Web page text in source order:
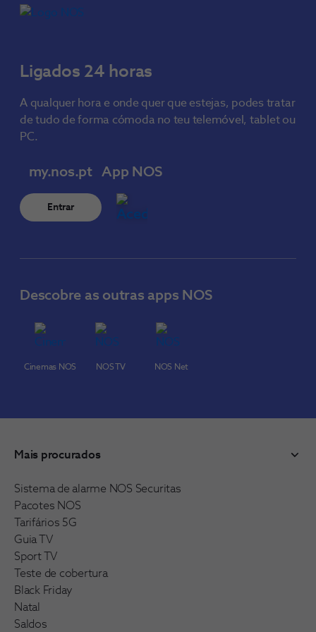
Ligados 24 horas
A qualquer hora e onde quer que estejas, podes tratar
de tudo de forma cómoda no teu telemóvel, tablet ou
PC.
my.nos.pt
Entrar
App NOS
Descobre as outras apps NOS
Cinemas NOS NOS TV NOS Net
Mais procurados
Sistema de alarme NOS Securitas
Pacotes NOS
Tarifários 5G
Guia TV
Sport TV
Teste de cobertura
Black Friday
Natal
Saldos